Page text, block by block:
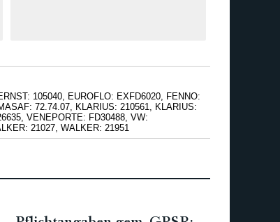
105040, EUROFLO: EXFD6020, FENNO:
72.74.07, KLARIUS: 210561, KLARIUS:
VENEPORTE: FD30488, VW:
21027, WALKER: 21951